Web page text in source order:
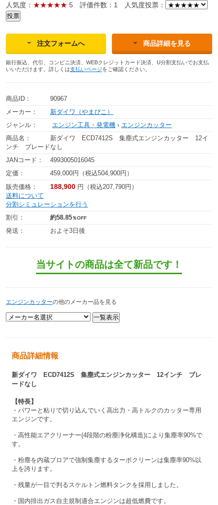
人気度： ★★★★★ 5 評価件数：1 人気度投票：
注文フォームへ 商品詳細を見る
銀行振込、代引、コンビニ決済、WEBクレジットカード決済、U分割支払いでお支払
いいただけます。詳しくは支払いページをご確認ください。
商品ID：
90967
メーカー：
新ダイワ（やまびこ）
ジャンル：
エンジン工具・発電機 › エンジンカッター
商品名：
新ダイワ ECD7412S 集塵式エンジンカッター 12イ
ンチ ブレードなし
JANコード：
4993005016045
定価：
459,000円（税込504,900円）
販売価格：
188,900 円（税込207,790円）
送料について
分割シミュレーションを行う
割引：
約58.85％OFF
発送： およそ3日後
当サイトの商品は全て新品です！
エンジンカッターの他のメーカー品を見る
商品詳細情報
新ダイワ ECD7412S 集塵式エンジンカッター 12インチ ブレ
ードなし
【特長】
・パワーと粘りで切り込んでいく高出力・高トルクのカッター専用
エンジンです。
・高性能エアクリーナー(4段階の粉塵浄化構造)により集塵率90%で
す。
・粉塵を内蔵ブロアで強制集塵するターボクリーンは集塵率90%以
上を誇ります。
・残量が一目で判るスケルトン燃料タンクを採用しました。
・国内排出ガス自主規制適合エンジンは超低燃費です。